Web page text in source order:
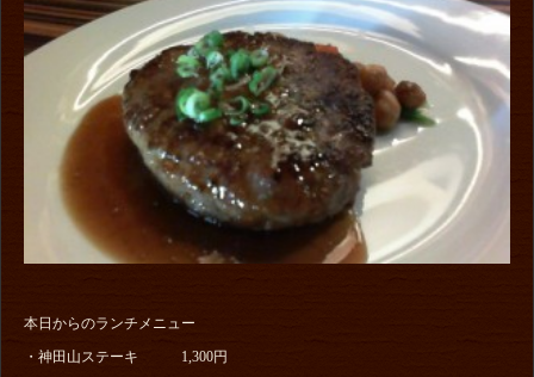
本日からのランチメニュー
・神田山ステーキ 1,300円